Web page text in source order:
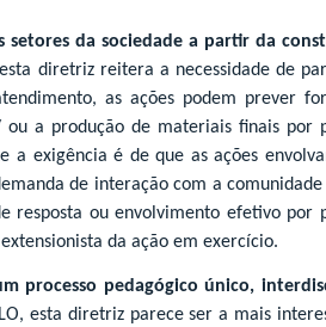
da sociedade a partir da
diretriz reitera a necessidade de
as ações podem prever
a produção de materiais finais por
exigência é de que as ações
de interação com a
resposta ou envolvimento efetivo por
da ação em exercício.
processo pedagógico único,
esta diretriz parece ser a mais